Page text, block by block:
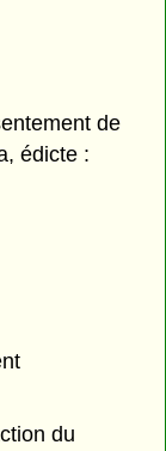
de
édicte :
du